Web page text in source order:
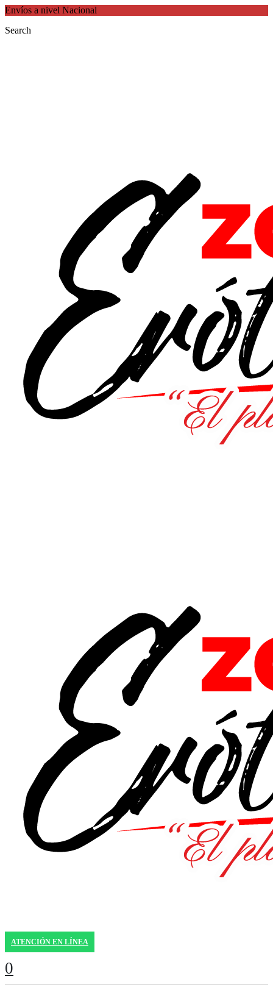
Envíos a nivel Nacional
Search
ATENCIÓN EN LÍNEA
0